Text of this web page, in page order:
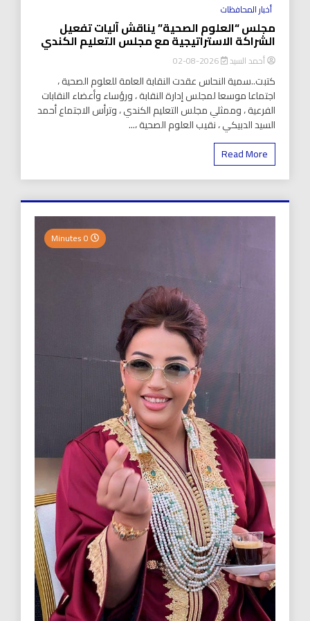
أخبار المحافظات
مجلس “العلوم الصحية” يناقش آليات تفعيل
الشراكة الاستراتيجية مع مجلس التعليم الكندي
أحمد السيد 2026-08-02
كتبت..سمية النحاس عقدت النقابة العامة للعلوم الصحية ،
اجتماعا موسعا لمجلس إدارة النقابة ، ورؤساء وأعضاء النقابات
الفرعية ، وممثلي مجلس التعليم الكندي ، وترأس الاجتماع أحمد
السيد الدبيكي ، نقيب العلوم الصحية ،...
Read More